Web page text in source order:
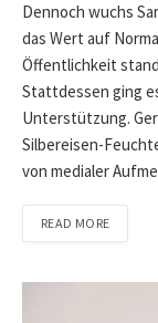
Dennoch wuchs
das Wert auf
Öffentlichkeit
Stattdessen ging
Unterstützung.
Silbereisen-
von medialer
READ MORE